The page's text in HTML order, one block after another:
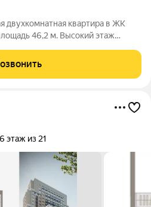
двухкомнатная квартира в ЖК
этаж
ЖК Ever расположен в
6 этаж из 21